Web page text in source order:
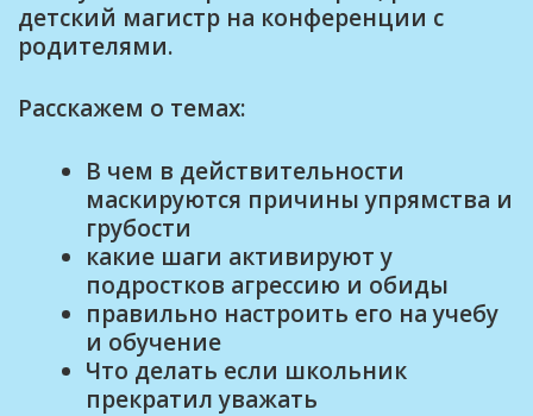
детский магистр на конференции с
родителями.
Расскажем о темах:
В чем в действительности
маскируются причины упрямства и
грубости
какие шаги активируют у
подростков агрессию и обиды
правильно настроить его на учебу
и обучение
Что делать если школьник
прекратил уважать